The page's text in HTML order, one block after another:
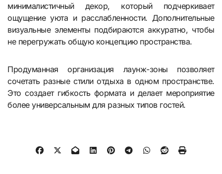
минималистичный декор, который подчеркивает
ощущение уюта и расслабленности. Дополнительные
визуальные элементы подбираются аккуратно, чтобы
не перегружать общую концепцию пространства.
Продуманная организация лаунж-зоны позволяет
сочетать разные стили отдыха в одном пространстве.
Это создает гибкость формата и делает мероприятие
более универсальным для разных типов гостей.